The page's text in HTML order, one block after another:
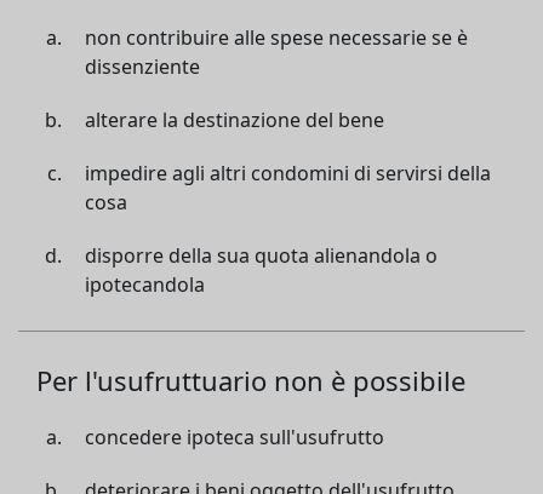
non contribuire alle spese necessarie se è
dissenziente
alterare la destinazione del bene
impedire agli altri condomini di servirsi della
cosa
disporre della sua quota alienandola o
ipotecandola
Per l'usufruttuario non è possibile
concedere ipoteca sull'usufrutto